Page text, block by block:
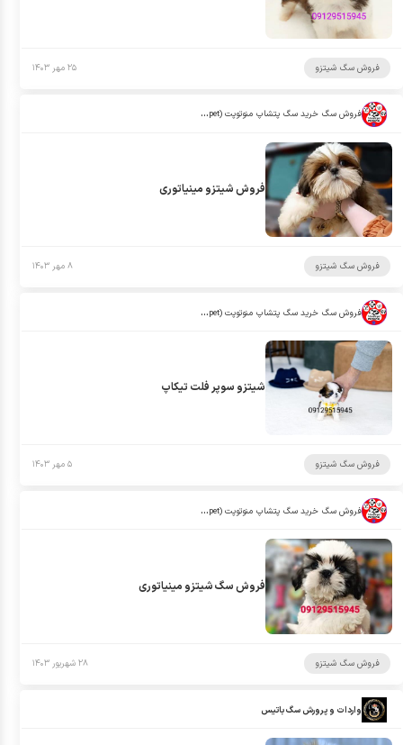
فروش سگ شیتزو ۲۵ مهر ۱۴۰۳
فروش سگ خرید سگ پتشاپ منوتوپت (manotopet)
فروش شیتزو مینیاتوری
فروش سگ شیتزو ۸ مهر ۱۴۰۳
فروش سگ خرید سگ پتشاپ منوتوپت (manotopet)
شیتزو سوپر فلت تیکاپ
فروش سگ شیتزو ۵ مهر ۱۴۰۳
فروش سگ خرید سگ پتشاپ منوتوپت (manotopet)
فروش سگ شیتزو مینیاتوری
فروش سگ شیتزو ۲۸ شهریور ۱۴۰۳
واردات و پرورش سگ باتیس